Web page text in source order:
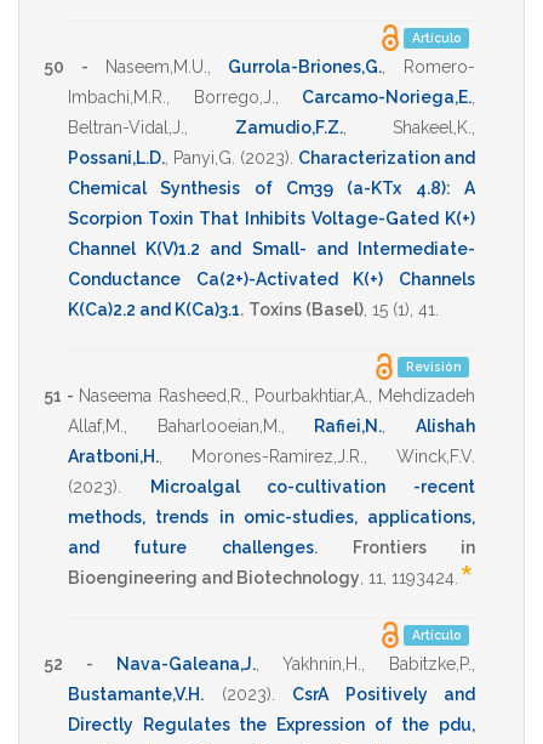
Artículo
50 - Naseem,M.U. Gurrola-Briones,G.
Romero-
Imbachi,M.R.
Borrego,J. Carcamo-Noriega,E.
Beltran-Vidal,J.
Zamudio,F.Z., Shakeel,K.
Possani,L.D. Panyi,G. (2023) Characterization and
Chemical Synthesis of Cm39 (a-KTx 4.8): A
Scorpion Toxin That Inhibits Voltage-Gated K(+)
Channel K(V)1.2 and Small- and Intermediate-
Conductance Ca(2+)-Activated K(+) Channels
K(Ca)2.2 and K(Ca)3.1. Toxins (Basel) 15 (1), 41
Revisión
51 - Naseema Rasheed,R. Pourbakhtiar,A.
Mehdizadeh
Allaf,M.
Baharlooeian,M. Rafiei,N. ,Alishah
Aratboni,H.
Morones-Ramirez,J.R.
Winck,F.V.
(2023)
Microalgal co-cultivation -recent
methods, trends in omic-studies, applications,
and future challenges.
Frontiers in
Bioengineering and Biotechnology 11 1193424 *
Artículo
52 - Nava-Galeana,J.,Yakhnin,H. Babitzke,P.
Bustamante,V.H.
(2023)
CsrA Positively and
Directly Regulates the Expression of the pdu,